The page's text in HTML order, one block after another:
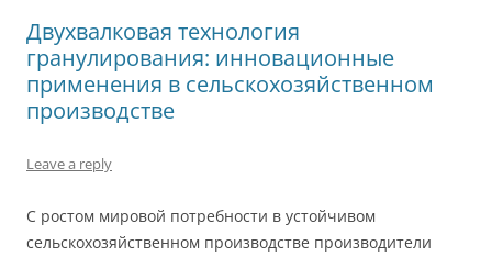
Двухвалковая технология
гранулирования: инновационные
применения в сельскохозяйственном
производстве
Leave a reply
С ростом мировой потребности в устойчивом
сельскохозяйственном производстве производители